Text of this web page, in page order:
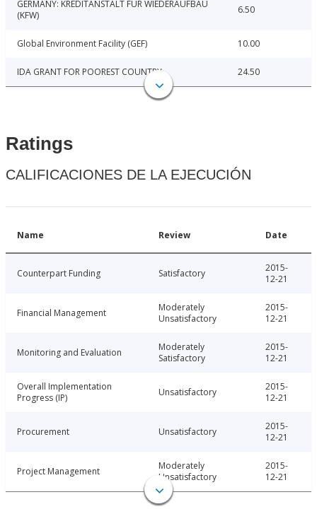
GERMANY: KREDITANSTALT FUR WIEDERAUFBAU
(KFW)
6.50
Global Environment Facility (GEF) 10.00
IDA GRANT FOR POOREST COUNTRY 24.50
Ratings
CALIFICACIONES DE LA EJECUCIÓN
Name Review Date
Counterpart Funding Satisfactory
2015-
12-21
Financial Management
Moderately
Unsatisfactory
2015-
12-21
Monitoring and Evaluation
Moderately
Satisfactory
2015-
12-21
Overall Implementation
Progress (IP)
Unsatisfactory
2015-
12-21
Procurement Unsatisfactory
2015-
12-21
Project Management
Moderately
Unsatisfactory
2015-
12-21